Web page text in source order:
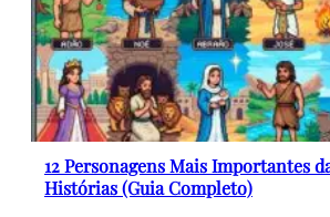
12 Personagens Mais Importantes
Histórias (Guia Completo)